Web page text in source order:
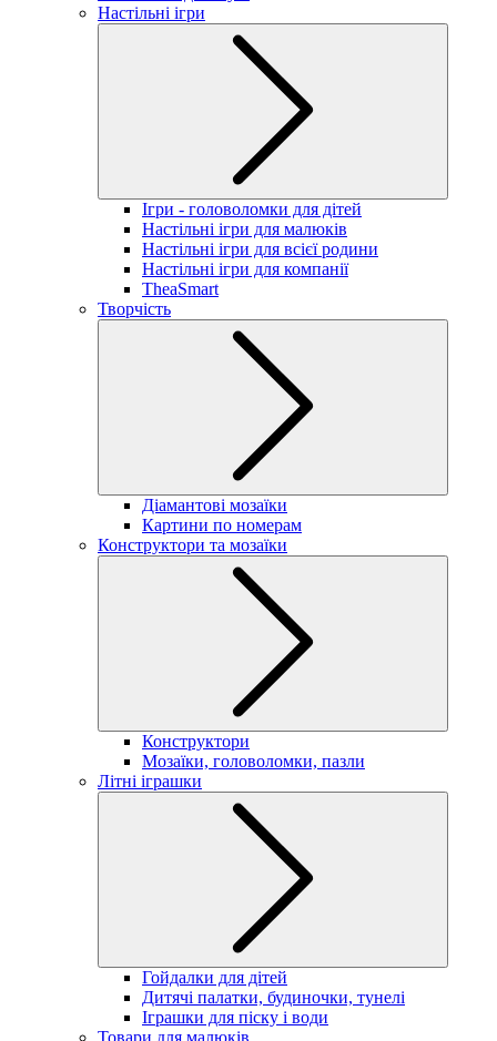
Настільні ігри
Ігри - головоломки для дітей
Настільні ігри для малюків
Настільні ігри для всієї родини
Настільні ігри для компанії
TheaSmart
Творчість
Діамантові мозаїки
Картини по номерам
Конструктори та мозаїки
Конструктори
Мозаїки, головоломки, пазли
Літні іграшки
Гойдалки для дітей
Дитячі палатки, будиночки, тунелі
Іграшки для піску і води
Товари для малюків